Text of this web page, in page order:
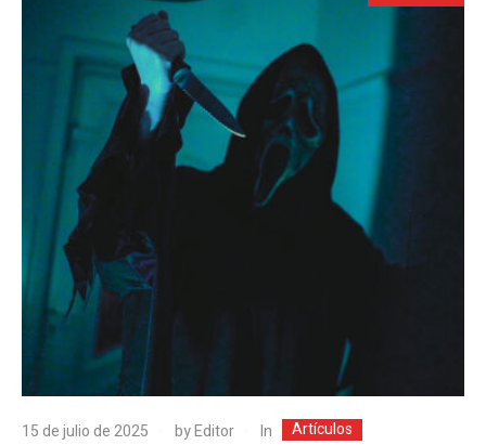
15 de julio de 2025 byEditor In Artículos